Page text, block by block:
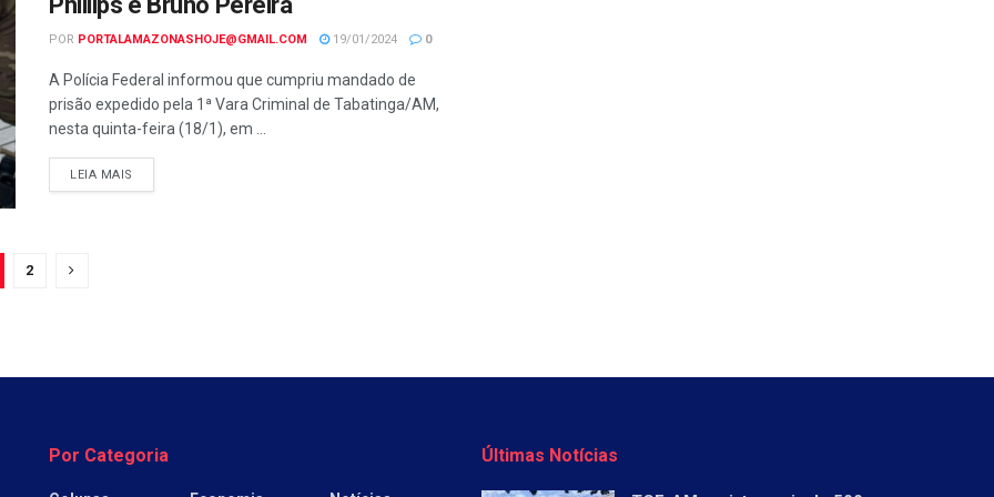
POR PORTALAMAZONASHOJE@GMAIL.COM 19/01/2024 0
A Polícia Federal informou que cumpriu mandado de
prisão expedido pela 1ª Vara Criminal de Tabatinga/AM,
nesta quinta-feira (18/1), em ...
LEIA MAIS
2
Por Categoria Últimas Notícias